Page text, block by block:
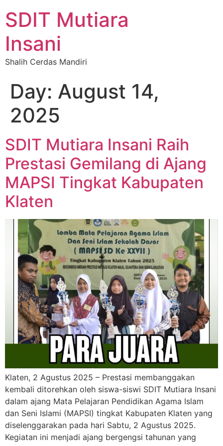
SDIT Mutiara
Insani
Shalih Cerdas Mandiri
Day: August 14,
2025
SDIT Mutiara Insani Raih
Prestasi Gemilang di Ajang
MAPSI Tingkat Kabupaten
Klaten
Klaten, 2 Agustus 2025 – Prestasi membanggakan
kembali ditorehkan oleh siswa-siswi SDIT Mutiara Insani
dalam ajang Mata Pelajaran Pendidikan Agama Islam
dan Seni Islami (MAPSI) tingkat Kabupaten Klaten yang
diselenggarakan pada hari Sabtu, 2 Agustus 2025.
Kegiatan ini menjadi ajang bergengsi tahunan yang